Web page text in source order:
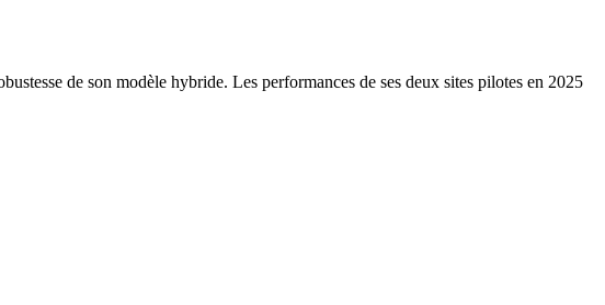
de son modèle hybride. Les performances de ses deux sites pilotes en 2025